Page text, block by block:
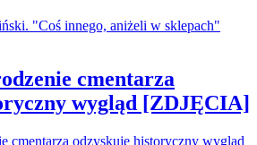
cmentarza
wygląd [ZDJĘCIA]